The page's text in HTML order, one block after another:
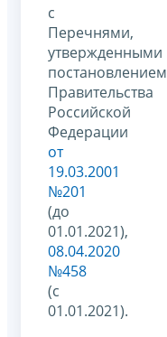
с
Перечнями,
утвержденными
постановлением
Правительства
Российской
Федерации
от
19.03.2001
№201
(до
01.01.2021),
08.04.2020
№458
(с
01.01.2021).